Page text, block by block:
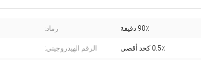
90٪ دقيقة رماد:
0.5٪ كحد أقصى الرقم الهيدروجيني: